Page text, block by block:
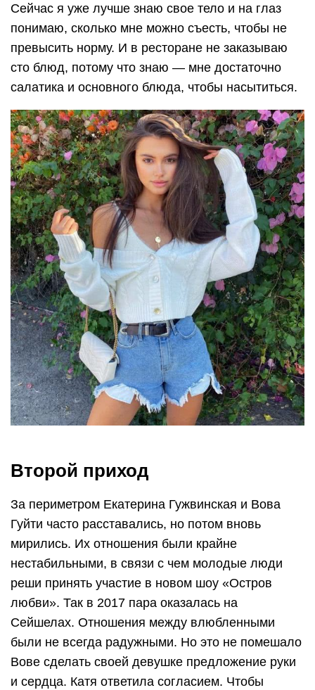
Сейчас я уже лучше знаю свое тело и на глаз
понимаю, сколько мне можно съесть, чтобы не
превысить норму. И в ресторане не заказываю
сто блюд, потому что знаю — мне достаточно
салатика и основного блюда, чтобы насытиться.
Второй приход
За периметром Екатерина Гужвинская и Вова
Гуйти часто расставались, но потом вновь
мирились. Их отношения были крайне
нестабильными, в связи с чем молодые люди
реши принять участие в новом шоу «Остров
любви». Так в 2017 пара оказалась на
Сейшелах. Отношения между влюбленными
были не всегда радужными. Но это не помешало
Вове сделать своей девушке предложение руки
и сердца. Катя ответила согласием. Чтобы